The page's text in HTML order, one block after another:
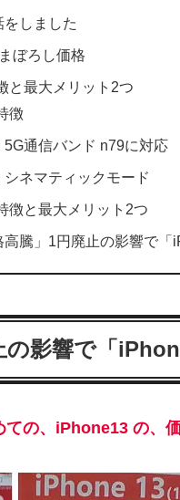
をしました
ぼろし価格
と最大メリット2つ
徴
通信バンド n79に対応
ネマティックモード
徴と最大メリット2つ
高騰」1円廃止の影響で
の影響で「
ての、iPhone13 の、